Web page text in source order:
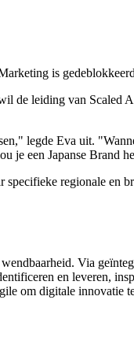
is
de leiding van
legde Eva uit.
je een Japanse Brand
regionale en
Via
en leveren,
om digitale innovatie